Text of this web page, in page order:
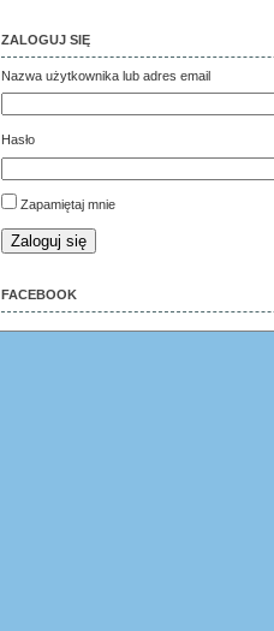
ZALOGUJ SIĘ
Nazwa użytkownika lub adres email
Hasło
Zapamiętaj mnie
Zaloguj się
FACEBOOK